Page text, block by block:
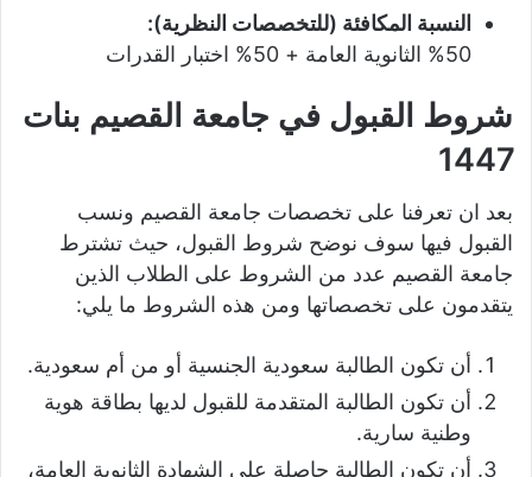
النسبة المكافئة (للتخصصات النظرية):
%50 الثانوية العامة + 50% اختبار القدرات
شروط القبول في جامعة القصيم بنات
1447
بعد ان تعرفنا على تخصصات جامعة القصيم ونسب
القبول فيها سوف نوضح شروط القبول، حيث تشترط
جامعة القصيم عدد من الشروط على الطلاب الذين
يتقدمون على تخصصاتها ومن هذه الشروط ما يلي:
أن تكون الطالبة سعودية الجنسية أو من أم سعودية.
أن تكون الطالبة المتقدمة للقبول لديها بطاقة هوية
وطنية سارية.
أن تكون الطالبة حاصلة على الشهادة الثانوية العامة،